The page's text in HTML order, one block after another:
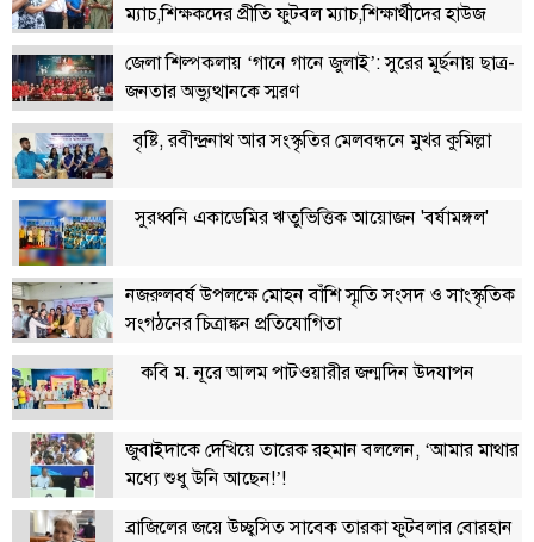
গণমাধ্যম
রাজধানী
ইতিহাস
কথা
কয়
ক্যারিয়ার
চাকুরি
সৌখিন
ফটোগ্রাফার
বিতর্কায়ন
নারীকণ্ঠ
চাঁদপুর
কণ্ঠের
প্রতিষ্ঠাবার্ষিকী
ম্যাচ,শিক্ষকদের প্রীতি ফুটবল ম্যাচ,শিক্ষার্থীদের হাউজ
জেলা শিল্পকলায় ‘গানে গানে জুলাই’: সুরের মূর্ছনায় ছাত্র-
জনতার অভ্যুত্থানকে স্মরণ
বৃষ্টি, রবীন্দ্রনাথ আর সংস্কৃতির মেলবন্ধনে মুখর কুমিল্লা
সুরধ্বনি একাডেমির ঋতুভিত্তিক আয়োজন 'বর্ষামঙ্গল'
নজরুলবর্ষ উপলক্ষে মোহন বাঁশি স্মৃতি সংসদ ও সাংস্কৃতিক
সংগঠনের চিত্রাঙ্কন প্রতিযোগিতা
কবি ম. নূরে আলম পাটওয়ারীর জন্মদিন উদযাপন
জুবাইদাকে দেখিয়ে তারেক রহমান বললেন, ‘আমার মাথার
মধ্যে শুধু উনি আছেন!’!
ব্রাজিলের জয়ে উচ্ছ্বসিত সাবেক তারকা ফুটবলার বোরহান